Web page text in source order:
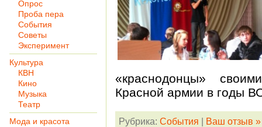
Опрос
Проба пера
События
Советы
Эксперимент
Культура
КВН
Кино
Музыка
Театр
Мода и красота
«краснодонцы»
Красной армии в годы
Рубрика: События Ваш отзыв »